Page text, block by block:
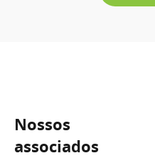
Nossos
associados